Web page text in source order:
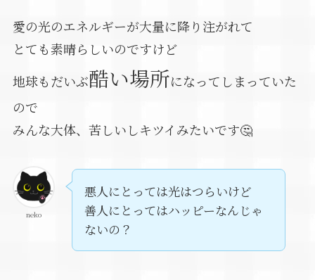
愛の光のエネルギーが大量に降り注がれて
とても素晴らしいのですけど
地球もだいぶ酷い場所になってしまっていた
ので
みんな大体、苦しいしキツイみたいです🤔
neko
悪人にとっては光はつらいけど
善人にとってはハッピーなんじゃ
ないの？